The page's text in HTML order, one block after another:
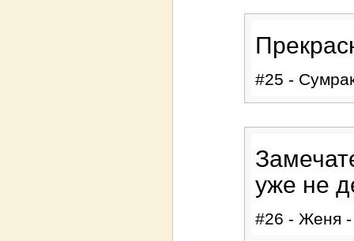
#25 -
уже не
#26 - Женя